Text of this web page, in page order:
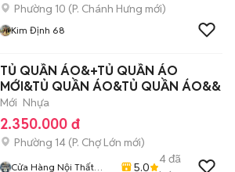
Phường 10 (P. Chánh Hưng mới)
Kim Định 68
TỦ QUẦN ÁO&+TỦ QUẦN ÁO
MỚI&TỦ QUẦN ÁO&TỦ QUẦN ÁO&&
Mới Nhựa
2.350.000 đ
Phường 14 (P. Chợ Lớn mới)
Cửa Hàng Nội Thất
5.0
4đã